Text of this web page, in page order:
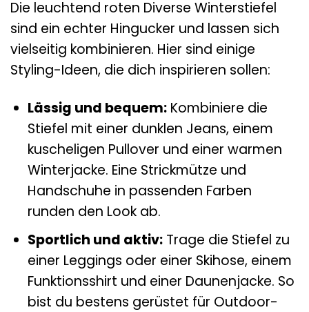
Die leuchtend roten Diverse Winterstiefel
sind ein echter Hingucker und lassen sich
vielseitig kombinieren. Hier sind einige
Styling-Ideen, die dich inspirieren sollen:
Lässig und bequem:Kombiniere die
Stiefel mit einer dunklen Jeans, einem
kuscheligen Pullover und einer warmen
Winterjacke. Eine Strickmütze und
Handschuhe in passenden Farben
runden den Look ab.
Sportlich und aktiv:Trage die Stiefel zu
einer Leggings oder einer Skihose, einem
Funktionsshirt und einer Daunenjacke. So
bist du bestens gerüstet für Outdoor-